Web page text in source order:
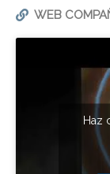
WEB
Haz